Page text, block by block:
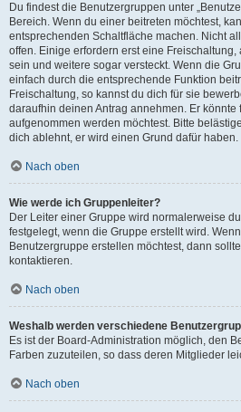
Du findest die Benutzergruppen unter
Bereich. Wenn du einer beitreten möchtest,
entsprechenden Schaltfläche machen. Nicht
offen. Einige erfordern erst eine
sein und weitere sogar versteckt. Wenn die
einfach durch die entsprechende Funktion
Freischaltung, so kannst du dich für sie
daraufhin deinen Antrag annehmen. Er
aufgenommen werden möchtest. Bitte
dich ablehnt, er wird einen Grund dafür haben.
Nach oben
Wie werde ich Gruppenleiter?
Der Leiter einer Gruppe wird normalerweise
festgelegt, wenn die Gruppe erstellt wird.
Benutzergruppe erstellen möchtest, dann
kontaktieren.
Nach oben
Weshalb werden verschiedene
Es ist der Board-Administration möglich, den
Farben zuzuteilen, so dass deren Mitglieder
Nach oben